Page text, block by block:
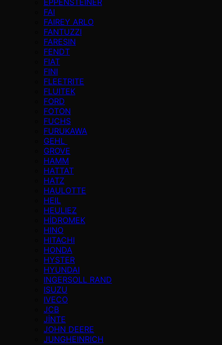
EPPENSTEINER
FAI
FAIREY ARLO
FANTUZZI
FARESIN
FENDT
FIAT
FINI
FLEETRITE
FLUITEK
FORD
FOTON
FUCHS
FURUKAWA
GEHL
GROVE
HAMM
HATTAT
HATZ
HAULOTTE
HEIL
HEULIEZ
HİDROMEK
HINO
HITACHI
HONDA
HYSTER
HYUNDAI
INGERSOLL RAND
ISUZU
IVECO
JCB
JİNTE
JOHN DEERE
JUNGHEINRICH